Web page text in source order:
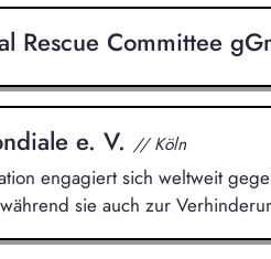
Rescue Committee
e. V. // Köln
engagiert sich weltweit
sie auch zur